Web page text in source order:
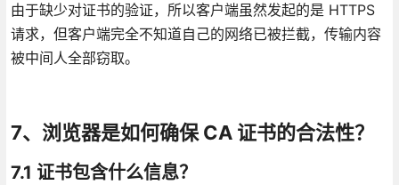
由于缺少对证书的验证，所以客户端虽然发起的是 HTTPS
请求，但客户端完全不知道自己的网络已被拦截，传输内容
被中间人全部窃取。
7、浏览器是如何确保 CA 证书的合法性？
7.1 证书包含什么信息？